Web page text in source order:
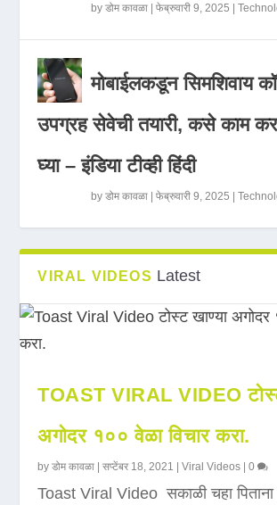
byडोम कावळा |फेब्रुवारी 9, 2025 |
मोबाईलकडून सिमशिवाय
उपग्रह सेवेची तयारी, कसे काम
घ्या – इंडिया टीव्ही हिंदी
byडोम कावळा |फेब्रुवारी 9, 2025 |
VIRAL VIDEOS Latest
TOAST VIRAL VIDEO
अगोदर १०० वेळा विचार करा.
byडोम कावळा |सप्टेंबर 18, 2021 |Viral Videos |0
Toast Viral Video सकाळी चहा